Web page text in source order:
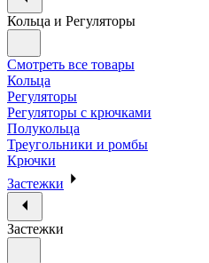
Кольца и Регуляторы
Смотреть все товары
Кольца
Регуляторы
Регуляторы с крючками
Полукольца
Треугольники и ромбы
Крючки
Застежки
Застежки